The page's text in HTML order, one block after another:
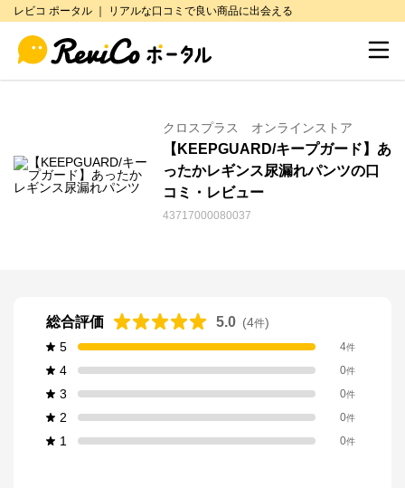
レビコ ポータル ｜ リアルな口コミで良い商品に出会える
クロスプラス オンラインストア
【KEEPGUARD/キープガード】あ
ったかレギンス尿漏れパンツの口
コミ・レビュー
43717000080037
総合評価 5.0 (4件)
5
4件
4 0件
3 0件
2 0件
1 0件